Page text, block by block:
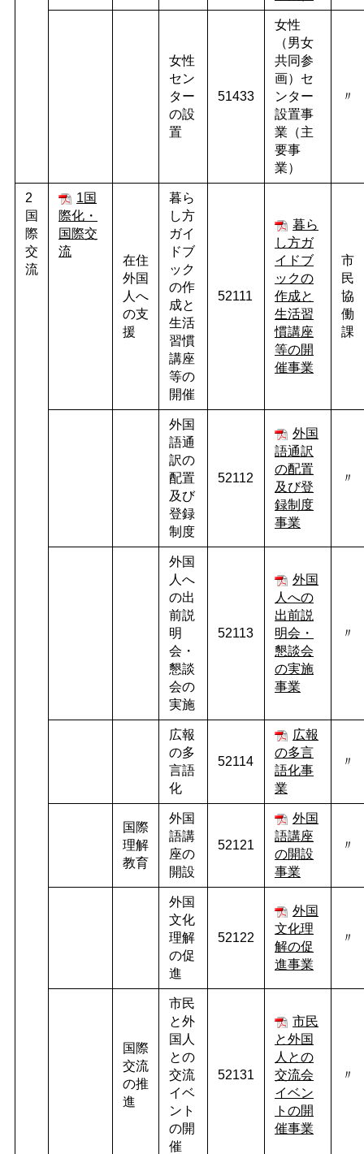
女性
セン
ター
の設
置
51433
女性
（男女
共同参
画）セ
ンター
設置事
業（主
要事
業）
〃
2
国
際
交
流
1国
際化・
国際交
流
在住
外国
人へ
の支
援
暮ら
し方
ガイ
ドブ
ック
の作
成と
生活
習慣
講座
等の
開催
52111
暮ら
し方ガ
イドブ
ックの
作成と
生活習
慣講座
等の開
催事業
市
民
協
働
課
外国
語通
訳の
配置
及び
登録
制度
52112
外国
語通訳
の配置
及び登
録制度
事業
〃
外国
人へ
の出
前説
明
会・
懇談
会の
実施
52113
外国
人への
出前説
明会・
懇談会
の実施
事業
〃
広報
の多
言語
化
52114
広報
の多言
語化事
業
〃
国際
理解
教育
外国
語講
座の
開設
52121
外国
語講座
の開設
事業
〃
外国
文化
理解
の促
進
52122
外国
文化理
解の促
進事業
〃
国際
交流
の推
進
市民
と外
国人
との
交流
イベ
ント
の開
催
52131
市民
と外国
人との
交流会
イベン
トの開
催事業
〃